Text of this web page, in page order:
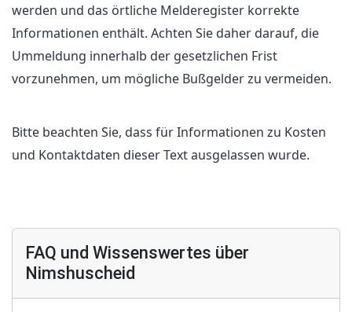
werden und das örtliche Melderegister korrekte
Informationen enthält. Achten Sie daher darauf, die
Ummeldung innerhalb der gesetzlichen Frist
vorzunehmen, um mögliche Bußgelder zu vermeiden.
Bitte beachten Sie, dass für Informationen zu Kosten
und Kontaktdaten dieser Text ausgelassen wurde.
FAQ und Wissenswertes über
Nimshuscheid